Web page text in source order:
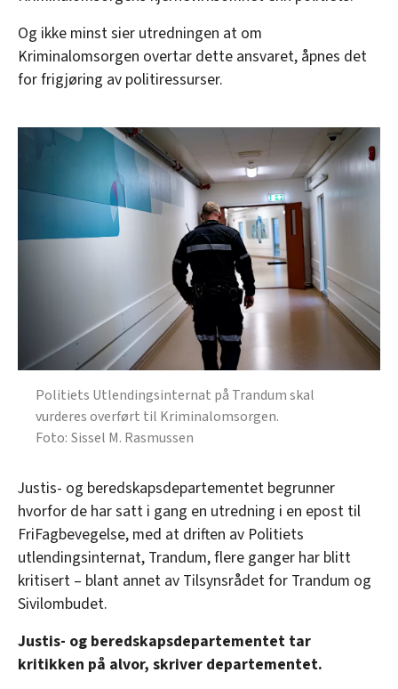
Og ikke minst sier utredningen at om
Kriminalomsorgen overtar dette ansvaret, åpnes det
for frigjøring av politiressurser.
Politiets Utlendingsinternat på Trandum skal
vurderes overført til Kriminalomsorgen.
Sissel M. Rasmussen
Justis- og beredskapsdepartementet begrunner
hvorfor de har satt i gang en utredning i en epost til
FriFagbevegelse, med at driften av Politiets
utlendingsinternat, Trandum, flere ganger har blitt
kritisert – blant annet av Tilsynsrådet for Trandum og
Sivilombudet.
Justis- og beredskapsdepartementet tar
kritikken på alvor, skriver departementet.